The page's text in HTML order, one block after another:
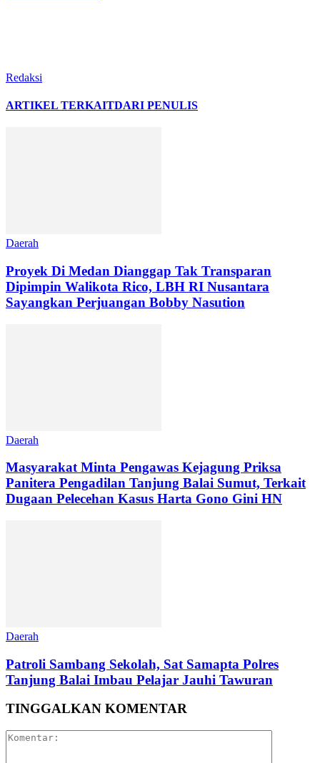
Redaksi
ARTIKEL TERKAITDARI PENULIS
Daerah
Proyek Di Medan Dianggap Tak Transparan
Dipimpin Walikota Rico, LBH RI Nusantara
Sayangkan Perjuangan Bobby Nasution
Daerah
Masyarakat Minta Pengawas Kejagung Priksa
Panitera Pengadilan Tanjung Balai Sumut, Terkait
Dugaan Pelecehan Kasus Harta Gono Gini HN
Daerah
Patroli Sambang Sekolah, Sat Samapta Polres
Tanjung Balai Imbau Pelajar Jauhi Tawuran
TINGGALKAN KOMENTAR